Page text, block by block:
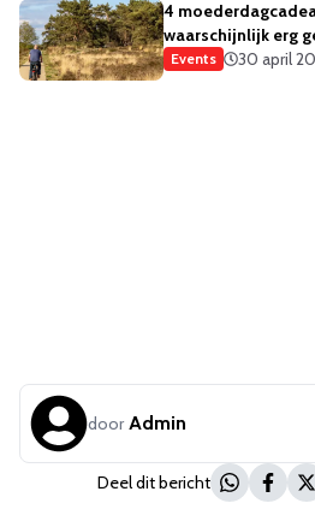
4
waarschijnlijk erg
Events 30 april
door Admin
Deel dit bericht